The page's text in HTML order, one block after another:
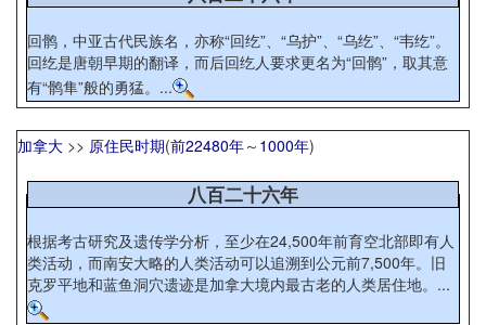
回鹘，中亚古代民族名，亦称“回纥”、“乌护”、“乌纥”、“韦纥”。
回纥是唐朝早期的翻译，而后回纥人要求更名为“回鹘”，取其意
有“鹘隼”般的勇猛。...
加拿大 >> 原住民时期(前22480年～ 1000年)
八百二十六年
根据考古研究及遗传学分析，至少在24,500年前育空北部即有人
类活动，而南安大略的人类活动可以追溯到公元前7,500年。旧
克罗平地和蓝鱼洞穴遗迹是加拿大境内最古老的人类居住地。...